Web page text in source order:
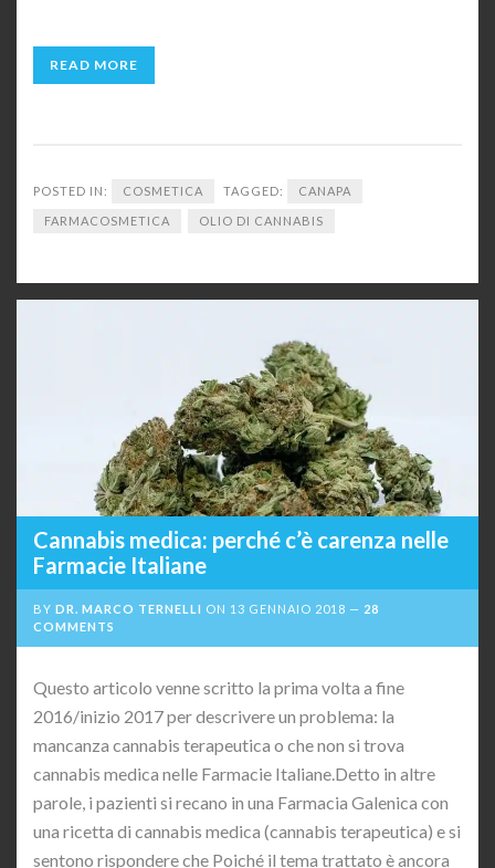
READ MORE
POSTED IN: COSMETICA TAGGED: CANAPA
FARMACOSMETICA OLIO DI CANNABIS
Cannabis medica: perché c’è carenza nelle
Farmacie Italiane
BY DR. MARCO TERNELLI ON 13 GENNAIO 2018
28
COMMENTS
Questo articolo venne scritto la prima volta a fine
2016/inizio 2017 per descrivere un problema: la
mancanza cannabis terapeutica o che non si trova
cannabis medica nelle Farmacie Italiane.Detto in altre
parole, i pazienti si recano in una Farmacia Galenica con
una ricetta di cannabis medica (cannabis terapeutica) e si
sentono rispondere che Poiché il tema trattato è ancora